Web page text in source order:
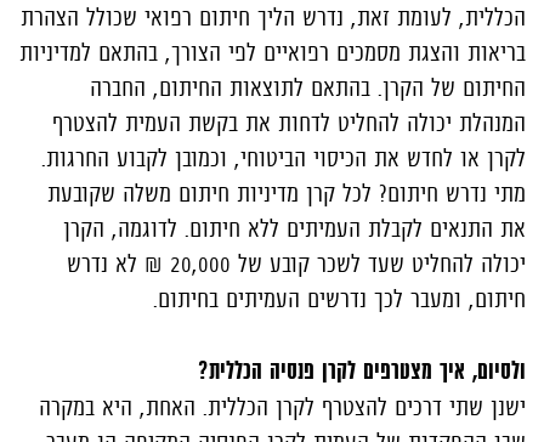
הכללית, לעומת זאת, נדרש הליך חיתום רפואי שכולל הצהרת
בריאות והצגת מסמכים רפואיים לפי הצורך, בהתאם למדיניות
החיתום של הקרן. בהתאם לתוצאות החיתום, החברה
המנהלת יכולה להחליט לדחות את בקשת העמית להצטרף
לקרן או לחדש את הכיסוי הביטוחי, וכמובן לקבוע החרגות.
מתי נדרש חיתום? לכל קרן מדיניות חיתום משלה שקובעת
את התנאים לקבלת העמיתים ללא חיתום. לדוגמה, הקרן
יכולה להחליט שעד לשכר קובע של 20,000 ₪ לא נדרש
חיתום, ומעבר לכך נדרשים העמיתים בחיתום.
ולסיום, איך מצטרפים לקרן פנסיה הכללית?
ישנן שתי דרכים להצטרף לקרן הכללית. האחת, היא במקרה